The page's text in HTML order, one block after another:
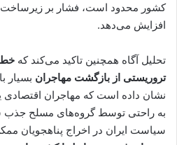
کشور محدود است، فشار بر
افزایش می‌دهد.
تحلیل آگاه همچنین تاکید می‌کند که
تروریستی از بازگشت مهاجران بسیار
نشان داده است که مهاجران اقتصادی
به راحتی توسط گروه‌های مسلح جذب
سیاست ایران در اخراج پناهجویان